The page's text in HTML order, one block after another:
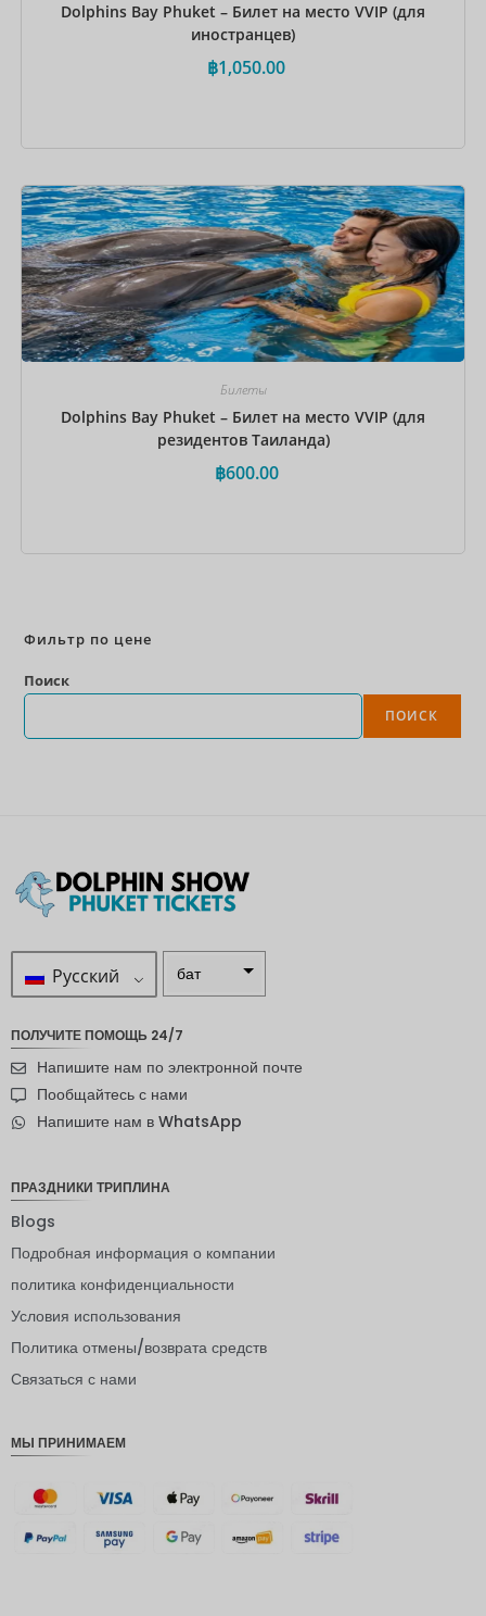
Dolphins Bay Phuket – Билет на место VVIP (для
иностранцев)
฿1,050.00
Забронировать сейчас
Билеты
Dolphins Bay Phuket – Билет на место VVIP (для
резидентов Таиланда)
฿600.00
Фильтр по цене
Поиск
ПОИСК
Русский бат
я крона
андский
ЙЕНА
евро
ая
крона
ПОЛУЧИТЕ ПОМОЩЬ 24/7
Напишите нам по электронной почте
Пообщайтесь с нами
Напишите нам в WhatsApp
ПРАЗДНИКИ ТРИПЛИНА
Blogs
Подробная информация о компании
политика конфиденциальности
Условия использования
Политика отмены/возврата средств
Связаться с нами
МЫ ПРИНИМАЕМ